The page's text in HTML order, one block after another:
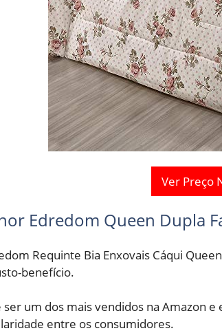
Ver Preço
Edredom Queen Dupla
Requinte Bia Enxovais Cáqui
benefício.
ser um dos mais vendidos na Amazon
entre os consumidores.